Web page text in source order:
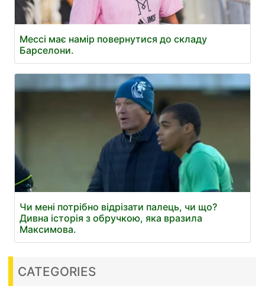
Мессі має намір повернутися до складу
Барселони.
Чи мені потрібно відрізати палець, чи що?
Дивна історія з обручкою, яка вразила
Максимова.
CATEGORIES